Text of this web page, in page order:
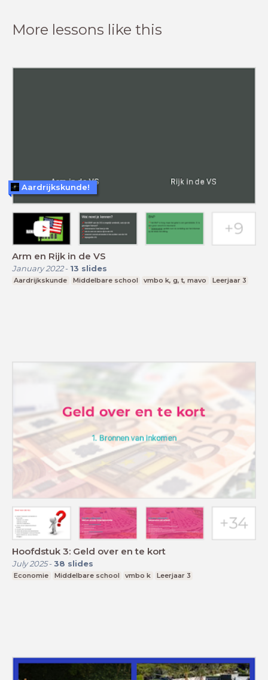
More lessons like this
Arm en Rijk in de VS
January 2022- 13 slides
Aardrijkskunde Middelbare school vmbo k, g, t, mavo Leerjaar 3
Aardrijkskunde!
Hoofdstuk 3: Geld over en te kort
July 2025- 38 slides
Economie Middelbare school vmbo k Leerjaar 3